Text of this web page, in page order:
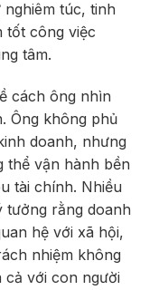
túc, tinh
tốt công việc
tâm.
cách ông nhìn
Ông không phủ
doanh, nhưng
thể vận hành bền
tài chính. Nhiều
tưởng rằng doanh
hệ với xã hội,
nhiệm không
cả với con người